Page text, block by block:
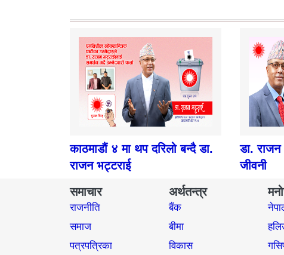
काठमाडौं ४ मा थप दरिलो बन्दै डा.
राजन भट्टराई
डा. राजन
जीवनी
समाचार
राजनीति
समाज​
पत्रपत्रिका
अर्थतन्त्र
बैंक
बीमा
विकास